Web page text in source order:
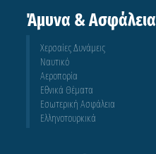
Άμυνα & Ασφάλεια
Χερσαίες Δυνάμεις
Ναυτικό
Αεροπορία
Εθνικά Θέματα
Εσωτερική Ασφάλεια
Ελληνοτουρκικά